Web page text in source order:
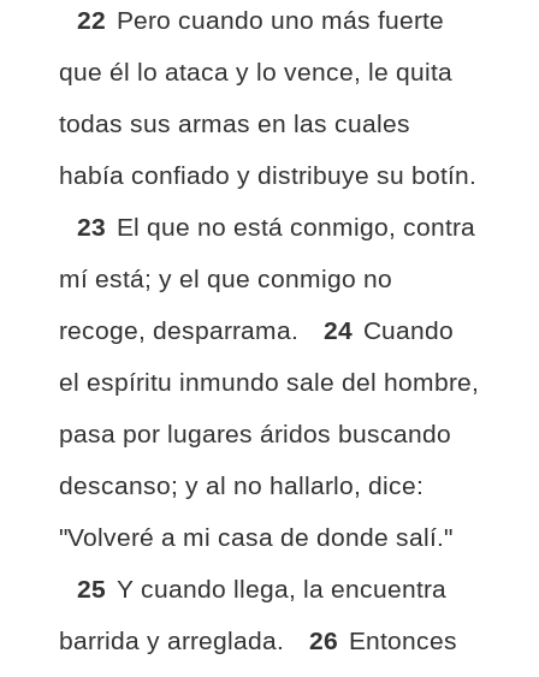
22 Pero cuando uno más fuerte
que él lo ataca y lo vence, le quita
todas sus armas en las cuales
había confiado y distribuye su botín.
23 El que no está conmigo, contra
mí está; y el que conmigo no
recoge, desparrama.
24 Cuando
el espíritu inmundo sale del hombre,
pasa por lugares áridos buscando
descanso; y al no hallarlo, dice:
"Volveré a mi casa de donde salí."
25 Y cuando llega, la encuentra
barrida y arreglada.
26 Entonces